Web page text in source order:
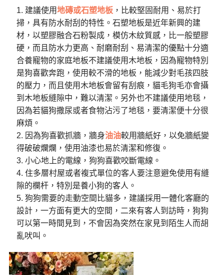
建議使用地磚或石塑地板 ，比較堅固耐用、易於打
掃，具有防水耐刮的特性。石塑地板是近年新興的建
材，以塑膠融合石粉製成，模仿木紋質感，比一般塑膠
硬，而且防水力更高、耐磨耐刮、易清潔的優點十分適
合養寵物的家庭地板不建議使用木地板，因為寵物特別
是狗喜歡奔跑，使用較不滑的地板，能減少對毛孩四肢
的壓力，而且使用木地板會留有刮痕，貓毛狗毛亦會攝
到木地板縫隙中，難以清潔。另外也不建議使用地毯，
因為若貓狗撒尿或者食物沾污了地毯，要清潔便十分很
麻煩。
因為狗喜歡抓牆，牆身油油較用牆紙好，以免牆紙變
得破破爛爛，使用油漆也易於清潔和修復。
小心地上的電線，狗狗喜歡咬斷電線。
住多層村屋或者複式單位的客人要注意避免使用有縫
隙的欄杆，特別是養小狗的客人。
狗狗需要的走動空間比貓多，建議採用一體化客廳的
設計，一方面有更大的空間，二來有客人到訪時，狗狗
可以第一時間見到，不會因為突然在家見到陌生人而胡
亂吠叫。